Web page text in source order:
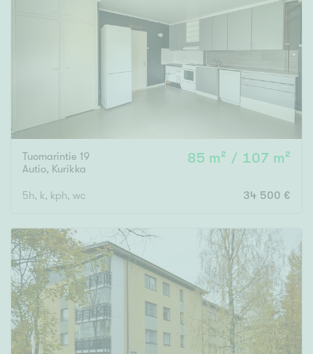
Tuomarintie 19
Autio, Kurikka
85 m² / 107 m²
5h, k, kph, wc 34 500 €